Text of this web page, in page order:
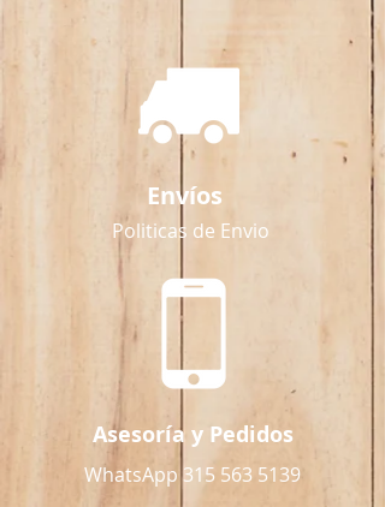
Envíos
Politicas de Envio
Asesoría y Pedidos
WhatsApp 315 563 5139